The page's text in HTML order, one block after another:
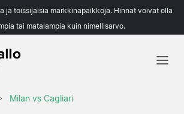
ja toissijaisia markkinapaikkoja. Hinnat voivat olla
tai matalampia kuin nimellisarvo.
Milan vs Cagliari